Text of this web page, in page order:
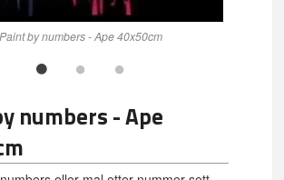
Paint by numbers - Ape 40x50cm
numbers - Ape